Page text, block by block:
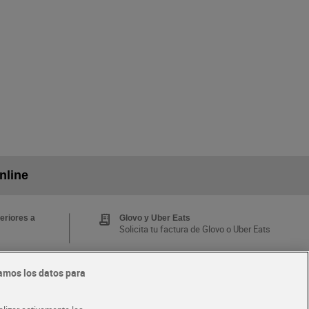
a
Glovo y Uber Eats
Solicita tu factura de Glovo o Uber Eats
los datos para